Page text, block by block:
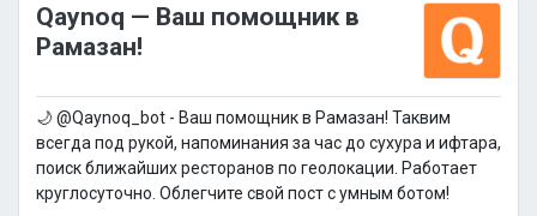
Qaynoq — Ваш помощник в
Рамазан!
🌙 @Qaynoq_bot - Ваш помощник в Рамазан! Таквим
всегда под рукой, напоминания за час до сухура и ифтара,
поиск ближайших ресторанов по геолокации. Работает
круглосуточно. Облегчите свой пост с умным ботом!